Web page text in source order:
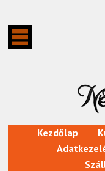
Kezdőlap